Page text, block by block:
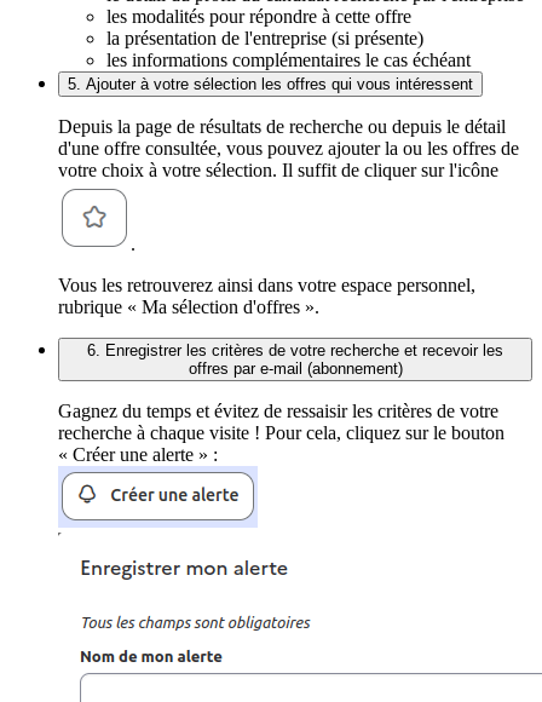
les modalités pour répondre à cette offre
la présentation de l'entreprise (si présente)
les informations complémentaires le cas échéant
5. Ajouter à votre sélection les offres qui vous intéressent
Depuis la page de résultats de recherche ou depuis le détail
d'une offre consultée, vous pouvez ajouter la ou les offres de
votre choix à votre sélection. Il suffit de cliquer sur l'icône
.
Vous les retrouverez ainsi dans votre espace personnel,
rubrique « Ma sélection d'offres ».
6. Enregistrer les critères de votre recherche et recevoir les
offres par e-mail (abonnement)
Gagnez du temps et évitez de ressaisir les critères de votre
recherche à chaque visite ! Pour cela, cliquez sur le bouton
« Créer une alerte » :